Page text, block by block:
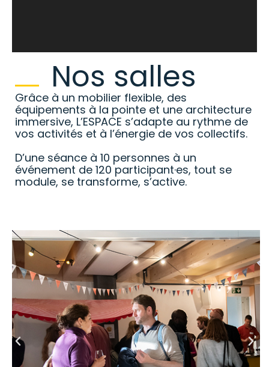
Nos salles
Grâce à un mobilier flexible, des
équipements à la pointe et une architecture
immersive, L’ESPACE s’adapte au rythme de
vos activités et à l’énergie de vos collectifs.
D’une séance à 10 personnes à un
événement de 120 participant·es, tout se
module, se transforme, s’active.